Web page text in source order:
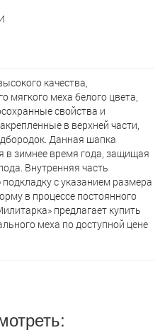
качества,
мягкого меха белого цвета,
свойства и
в верхней части,
Данная шапкa
в зимнее время года, защищая
Внутренняя часть
с указанием размера
в процессе постоянного
предлагает кyпить
меха по доступной цене